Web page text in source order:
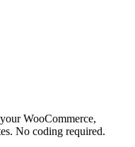
WooCommerce,
No coding required.